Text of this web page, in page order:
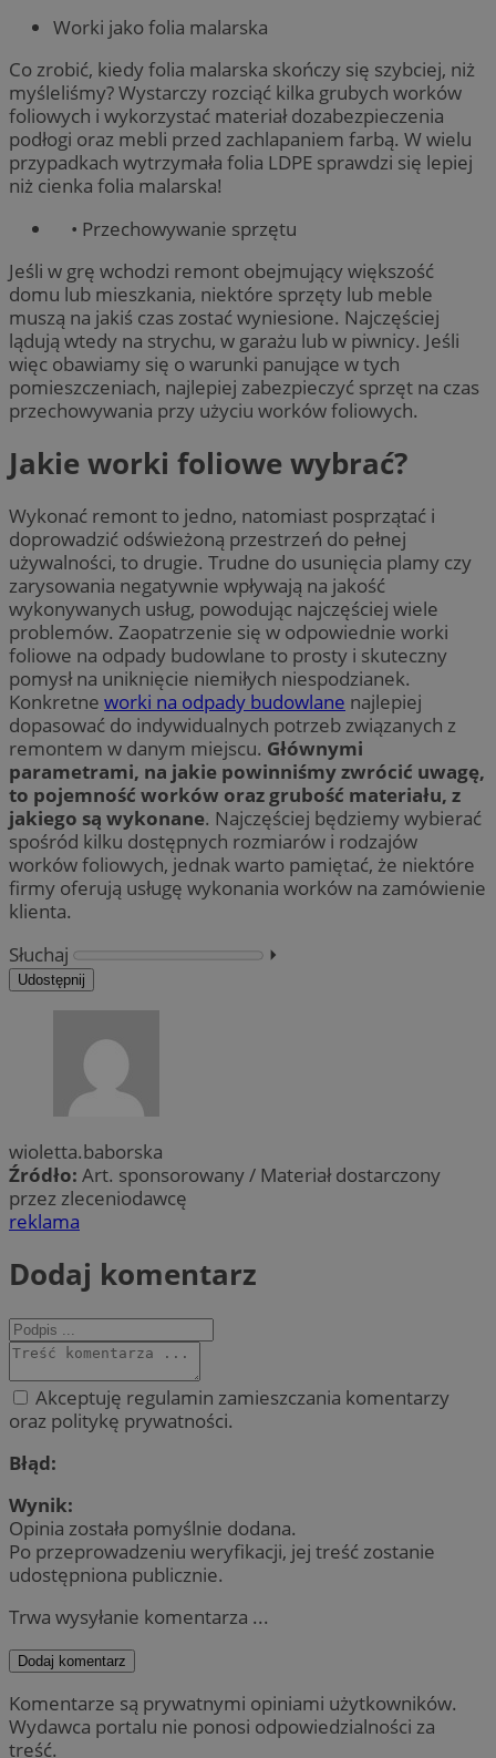
Worki jako folia malarska
Co zrobić, kiedy folia malarska skończy się szybciej, niż
myśleliśmy? Wystarczy rozciąć kilka grubych worków
foliowych i wykorzystać materiał dozabezpieczenia
podłogi oraz mebli przed zachlapaniem farbą. W wielu
przypadkach wytrzymała folia LDPE sprawdzi się lepiej
niż cienka folia malarska!
• Przechowywanie sprzętu
Jeśli w grę wchodzi remont obejmujący większość
domu lub mieszkania, niektóre sprzęty lub meble
muszą na jakiś czas zostać wyniesione. Najczęściej
lądują wtedy na strychu, w garażu lub w piwnicy. Jeśli
więc obawiamy się o warunki panujące w tych
pomieszczeniach, najlepiej zabezpieczyć sprzęt na czas
przechowywania przy użyciu worków foliowych.
Jakie worki foliowe wybrać?
Wykonać remont to jedno, natomiast posprzątać i
doprowadzić odświeżoną przestrzeń do pełnej
używalności, to drugie. Trudne do usunięcia plamy czy
zarysowania negatywnie wpływają na jakość
wykonywanych usług, powodując najczęściej wiele
problemów. Zaopatrzenie się w odpowiednie worki
foliowe na odpady budowlane to prosty i skuteczny
pomysł na uniknięcie niemiłych niespodzianek.
Konkretne worki na odpady budowlane najlepiej
dopasować do indywidualnych potrzeb związanych z
remontem w danym miejscu. Głównymi
parametrami, na jakie powinniśmy zwrócić uwagę,
to pojemność worków oraz grubość materiału, z
jakiego są wykonane. Najczęściej będziemy wybierać
spośród kilku dostępnych rozmiarów i rodzajów
worków foliowych, jednak warto pamiętać, że niektóre
firmy oferują usługę wykonania worków na zamówienie
klienta.
Słuchaj
⏵︎
Udostępnij
wioletta.baborska
Źródło: Art. sponsorowany / Materiał dostarczony
przez zleceniodawcę
reklama
Dodaj komentarz
Akceptuję regulamin zamieszczania komentarzy
oraz politykę prywatności.
Błąd:
Wynik:
Opinia została pomyślnie dodana.
Po przeprowadzeniu weryfikacji, jej treść zostanie
udostępniona publicznie.
Trwa wysyłanie komentarza ...
Dodaj komentarz
Komentarze są prywatnymi opiniami użytkowników.
Wydawca portalu nie ponosi odpowiedzialności za
treść.